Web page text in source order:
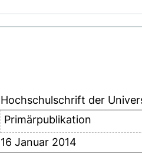
Hochschulschrift der
Primärpublikation
16 Januar 2014